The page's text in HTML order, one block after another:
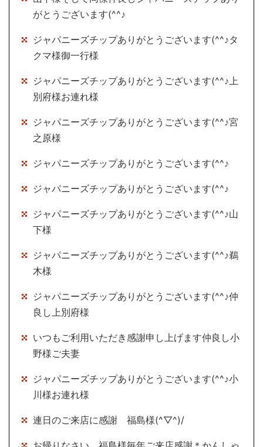
がとうございます(^^♪
ジャパニーズチップありがとうございます(^^♪タ
クマ様御一行様
ジャパニーズチップありがとうございます(^^♪上
別府様お連れ様
ジャパニーズチップありがとうございます(^^♪宮
之原様
ジャパニーズチップありがとうございます(^^♪
ジャパニーズチップありがとうございます(^^♪
ジャパニーズチップありがとうございます(^^♪山
下様
ジャパニーズチップありがとうございます(^^♪鵜
木様
ジャパニーズチップありがとうございます(^^♪仲
良し上別府様
いつもご利用いただき感謝申し上げます仲良し小
野様ご夫妻
ジャパニーズチップありがとうございます(^^♪小
川様お連れ様
連日のご来店に感謝 福島様(^▽^)/